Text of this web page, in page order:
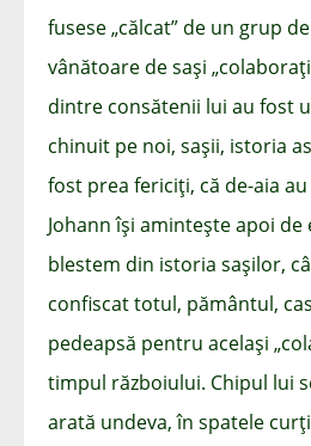
fusese „călcat” de un grup
vânătoare de sași
dintre consătenii lui au fost
chinuit pe noi, sașii, istoria
fost prea fericiți, că de-aia
Johann își amintește apoi
blestem din istoria sașilor,
confiscat totul, pământul,
pedeapsă pentru același
timpul războiului. Chipul lui
arată undeva, în spatele